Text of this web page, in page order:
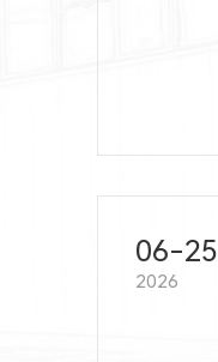
06-25
2026